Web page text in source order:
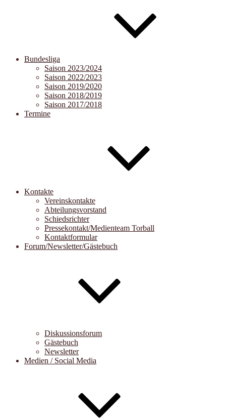
Bundesliga
Saison 2023/2024
Saison 2022/2023
Saison 2019/2020
Saison 2018/2019
Saison 2017/2018
Termine
Kontakte
Vereinskontakte
Abteilungsvorstand
Schiedsrichter
Pressekontakt/Medienteam Torball
Kontaktformular
Forum/Newsletter/Gästebuch
Diskussionsforum
Gästebuch
Newsletter
Medien / Social Media